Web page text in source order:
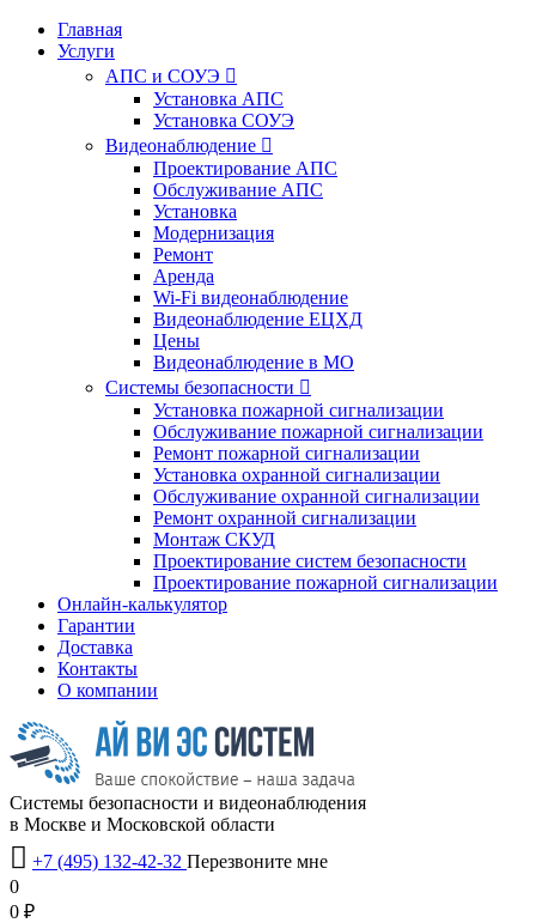
Главная
Услуги
АПС и СОУЭ 
Установка АПС
Установка СОУЭ
Видеонаблюдение 
Проектирование АПС
Обслуживание АПС
Установка
Модернизация
Ремонт
Аренда
Wi-Fi видеонаблюдение
Видеонаблюдение ЕЦХД
Цены
Видеонаблюдение в МО
Системы безопасности 
Установка пожарной сигнализации
Обслуживание пожарной сигнализации
Ремонт пожарной сигнализации
Установка охранной сигнализации
Обслуживание охранной сигнализации
Ремонт охранной сигнализации
Монтаж СКУД
Проектирование систем безопасности
Проектирование пожарной сигнализации
Онлайн-калькулятор
Гарантии
Доставка
Контакты
О компании
Системы безопасности и видеонаблюдения
в Москве и Московской области
 +7 (495) 132-42-32 Перезвоните мне
0
0 ₽